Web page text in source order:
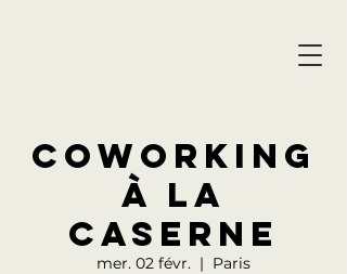
COWORKING
À LA
CASERNE
mer. 02 févr.
  |
Paris